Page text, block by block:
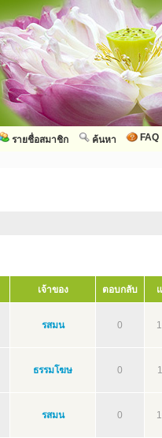
FAQ
ค้นหา
รายชื่อสมาชิก
เจ้าของ ตอบกลับ
รสมน 0
ธรรมโฆษ 0
รสมน 0